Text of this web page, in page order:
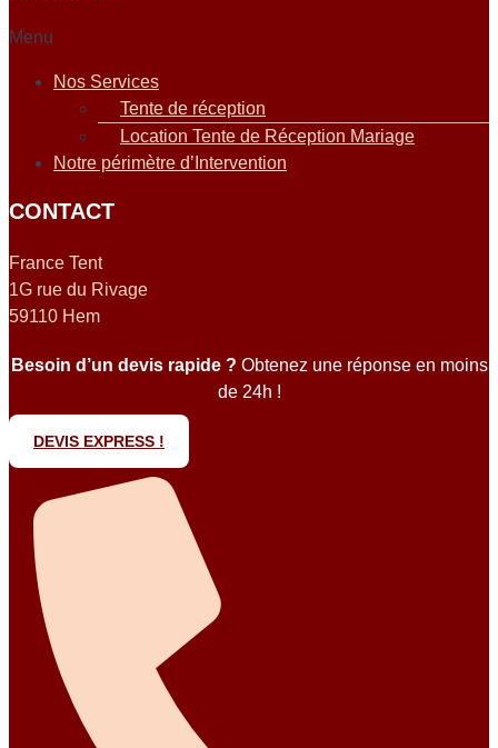
Menu
Nos Services
Tente de réception
Location Tente de Réception Mariage
Notre périmètre d’Intervention
CONTACT
France Tent
1G rue du Rivage
59110 Hem
Besoin d’un devis rapide ? Obtenez une réponse en moins
de 24h !
DEVIS EXPRESS !